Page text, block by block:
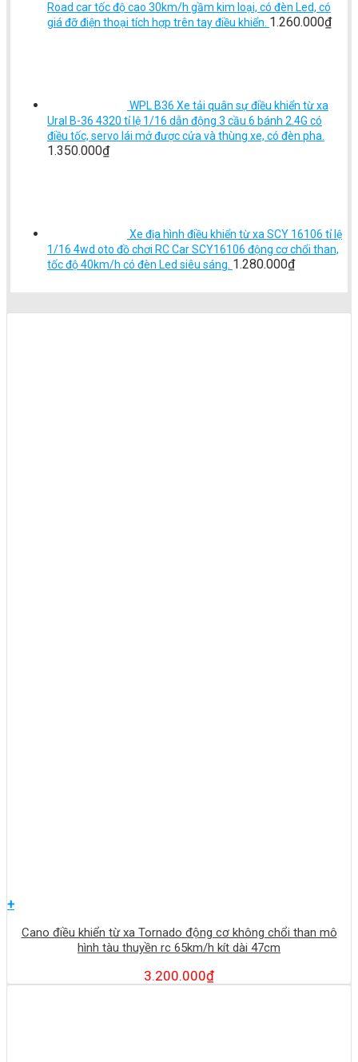
Road car tốc độ cao 30km/h gầm kim loại, có đèn Led, có
giá đỡ điện thoại tích hợp trên tay điều khiển. 1.260.000₫
WPL B36 Xe tải quân sự điều khiển từ xa
Ural B-36 4320 tỉ lệ 1/16 dẫn động 3 cầu 6 bánh 2.4G có
điều tốc, servo lái mở được cửa và thùng xe, có đèn pha.
1.350.000₫
Xe địa hình điều khiển từ xa SCY 16106 tỉ lệ
1/16 4wd oto đồ chơi RC Car SCY16106 động cơ chổi than,
tốc độ 40km/h có đèn Led siêu sáng. 1.280.000₫
+
Cano điều khiển từ xa Tornado động cơ không chổi than mô
hình tàu thuyền rc 65km/h kít dài 47cm
3.200.000₫